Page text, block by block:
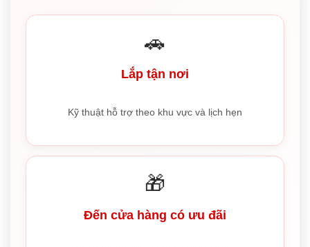
🚗
Lắp tận nơi
Kỹ thuật hỗ trợ theo khu vực và lịch hẹn
🎁
Đến cửa hàng có ưu đãi